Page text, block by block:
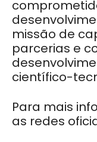
missão de
parcerias e
científico-
Para mais
as redes